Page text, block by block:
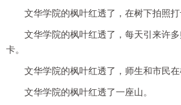
文华学院的枫叶红透了，在树下拍照打
文华学院的枫叶红透了，每天引来许
卡。
文华学院的枫叶红透了，师生和市民在
文华学院的枫叶红透了一座山。